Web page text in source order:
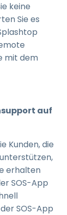
keine
Sie es
mit dem
auf
Kunden, die
erhalten
SOS-App
SOS-App